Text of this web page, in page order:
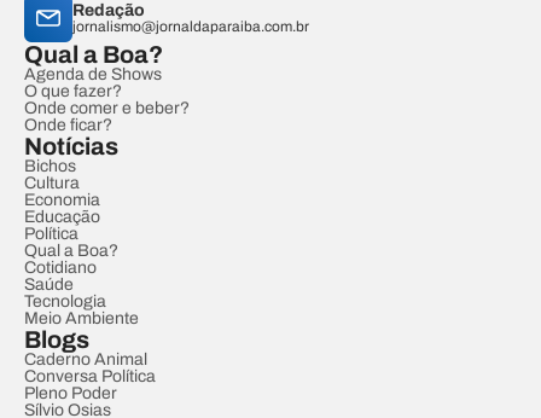
Redação
jornalismo@jornaldaparaiba.com.br
Qual a Boa?
Agenda de Shows
O que fazer?
Onde comer e beber?
Onde ficar?
Notícias
Bichos
Cultura
Economia
Educação
Política
Qual a Boa?
Cotidiano
Saúde
Tecnologia
Meio Ambiente
Blogs
Caderno Animal
Conversa Política
Pleno Poder
Sílvio Osias